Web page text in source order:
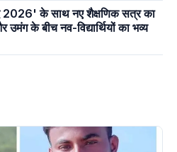
2026' के साथ नए शैक्षणिक सत्र का
के बीच नव-विद्यार्थियों का भव्य